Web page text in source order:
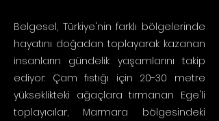
Belgesel, Türkiye'nin farklı bölgelerinde
hayatını doğadan toplayarak kazanan
insanların gündelik yaşamlarını takip
ediyor: Çam fıstığı için 20-30 metre
yükseklikteki ağaçlara tırmanan Ege'li
toplayıcılar, Marmara bölgesindeki